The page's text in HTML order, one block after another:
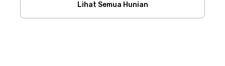
Lihat Semua Hunian